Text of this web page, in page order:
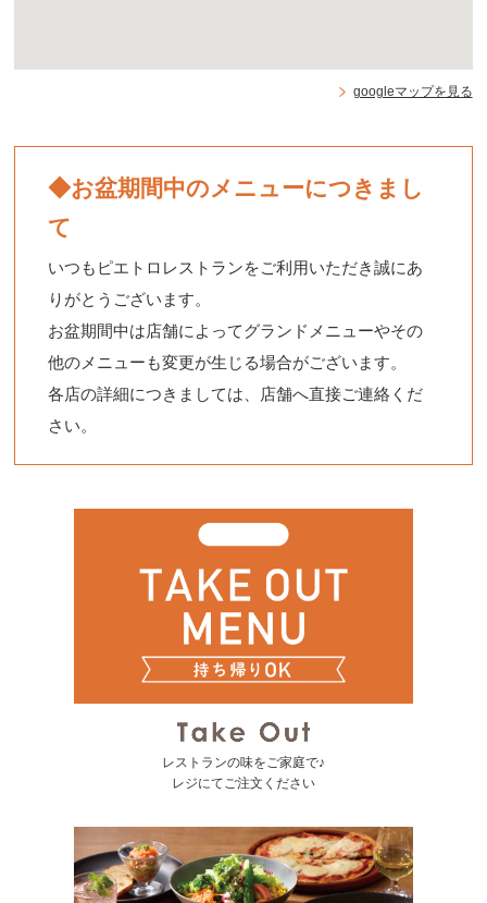
googleマップを見る
◆お盆期間中のメニューにつきまし
て
いつもピエトロレストランをご利用いただき誠にあ
りがとうございます。
お盆期間中は店舗によってグランドメニューやその
他のメニューも変更が生じる場合がございます。
各店の詳細につきましては、店舗へ直接ご連絡くだ
さい。
レストランの味をご家庭で♪
レジにてご注文ください